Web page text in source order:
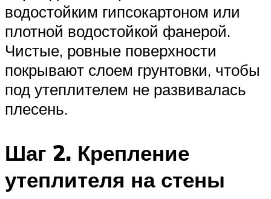
водостойким гипсокартоном или
плотной водостойкой фанерой.
Чистые, ровные поверхности
покрывают слоем грунтовки, чтобы
под утеплителем не развивалась
плесень.
Шаг 2. Крепление
утеплителя на стены